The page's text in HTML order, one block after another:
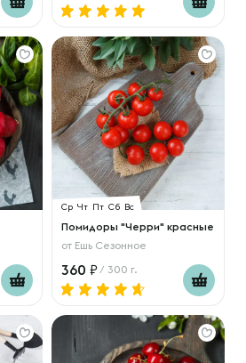
Ср Чт Пт Сб Вс
Помидоры "Черри" красные
от Ешь Сезонное
360 / 300 г.